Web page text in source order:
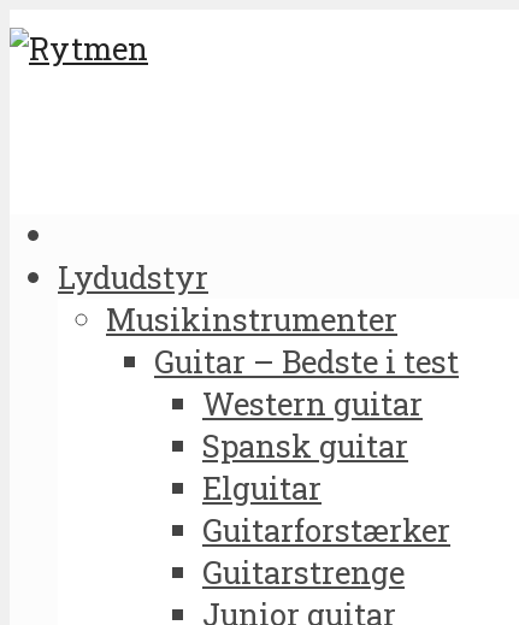
Lydudstyr
Musikinstrumenter
Guitar – Bedste i test
Western guitar
Spansk guitar
Elguitar
Guitarforstærker
Guitarstrenge
Junior guitar